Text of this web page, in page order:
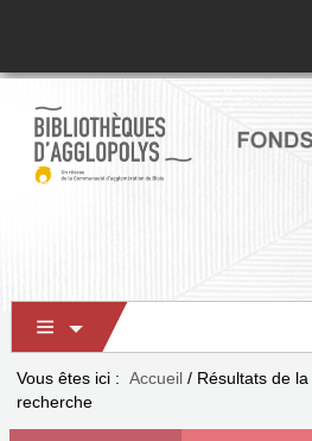
Vous êtes ici : Accueil / Résultats de la
recherche